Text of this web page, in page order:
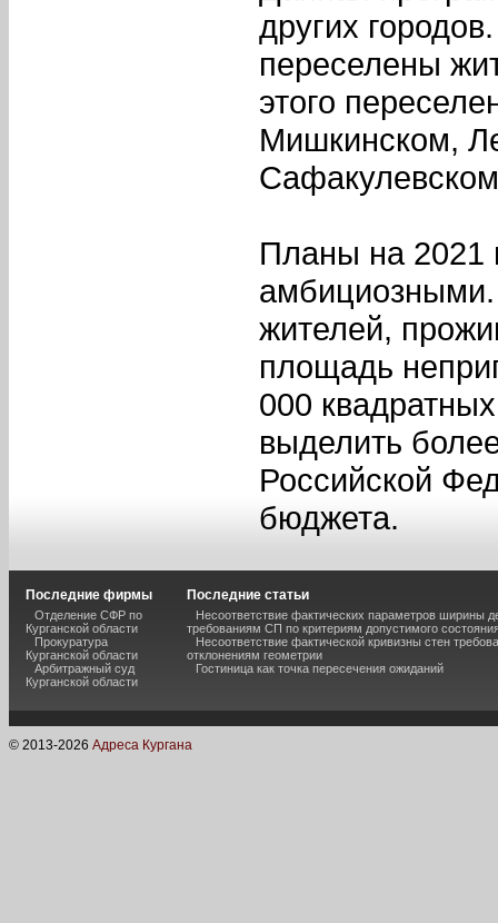
других
переселены
этого
Мишкинском,
Планы на 2021
жителей,
площадь
000
выделить
Российской
бюджета.
Последние фирмы
Отделение СФР по
Курганской области
Прокуратура
Курганской области
Арбитражный суд
Курганской области
Последние статьи
Несоответствие фактических параметров ширины
требованиям СП по критериям допустимого
Несоответствие фактической кривизны стен
отклонениям геометрии
Гостиница как точка пересечения ожиданий
© 2013-2026 Адреса Кургана